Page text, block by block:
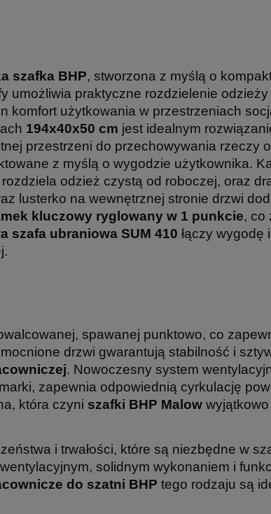
szafka BHP, stworzona z myślą o
umożliwia praktyczne rozdzielenie
komfort użytkowania w przestrzeniach
194x40x50 cm jest idealnym
przestrzeni do przechowywania rzeczy
z myślą o wygodzie użytkownika.
odzież czystą od roboczej, oraz
lusterko na wewnętrznej stronie drzwi
kluczowy ryglowany w 1 punkcie, co
szafa ubraniowa SUM 410 łączy wygodę
spawanej punktowo, co
drzwi gwarantują stabilność i
. Nowoczesny system
zapewnia odpowiednią cyrkulację
która czyni szafki BHP Malow
i trwałości, które są niezbędne w
solidnym wykonaniem i
do szatni BHP tego rodzaju są